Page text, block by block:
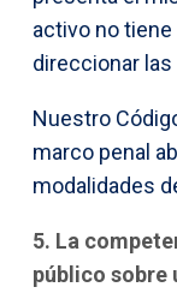
activo no tiene
direccionar
Nuestro
marco penal
modalidades
5. La
público sobre